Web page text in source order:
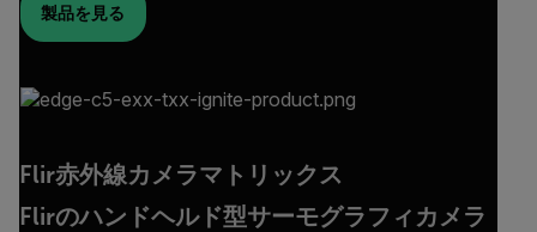
製品を見る
Flir赤外線カメラマトリックス
Flirのハンドヘルド型サーモグラフィカメラ